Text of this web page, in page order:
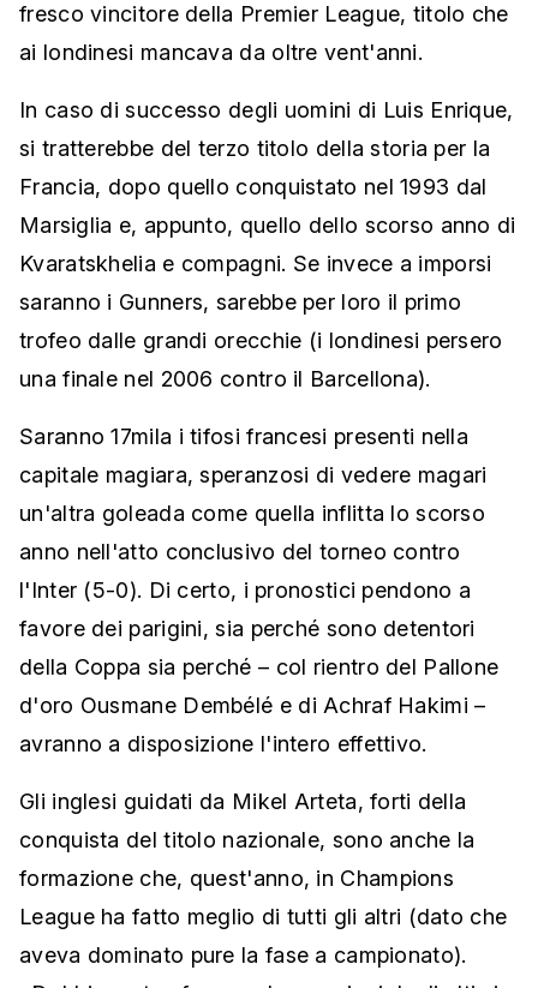
fresco vincitore della Premier League, titolo che
ai londinesi mancava da oltre vent'anni.
In caso di successo degli uomini di Luis Enrique,
si tratterebbe del terzo titolo della storia per la
Francia, dopo quello conquistato nel 1993 dal
Marsiglia e, appunto, quello dello scorso anno di
Kvaratskhelia e compagni. Se invece a imporsi
saranno i Gunners, sarebbe per loro il primo
trofeo dalle grandi orecchie (i londinesi persero
una finale nel 2006 contro il Barcellona).
Saranno 17mila i tifosi francesi presenti nella
capitale magiara, speranzosi di vedere magari
un'altra goleada come quella inflitta lo scorso
anno nell'atto conclusivo del torneo contro
l'Inter (5-0). Di certo, i pronostici pendono a
favore dei parigini, sia perché sono detentori
della Coppa sia perché – col rientro del Pallone
d'oro Ousmane Dembélé e di Achraf Hakimi –
avranno a disposizione l'intero effettivo.
Gli inglesi guidati da Mikel Arteta, forti della
conquista del titolo nazionale, sono anche la
formazione che, quest'anno, in Champions
League ha fatto meglio di tutti gli altri (dato che
aveva dominato pure la fase a campionato).